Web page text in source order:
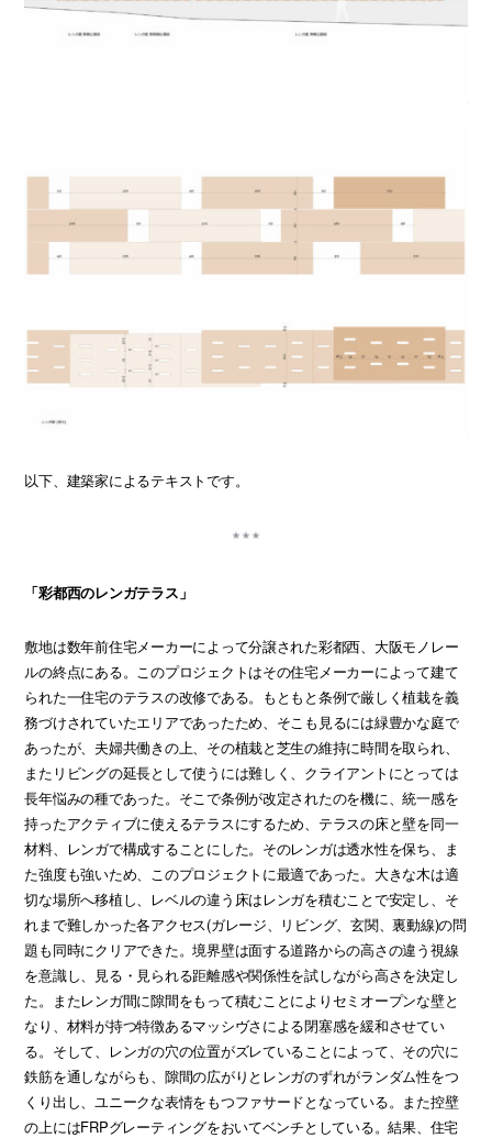
以下、建築家によるテキストです。
「彩都西のレンガテラス」
敷地は数年前住宅メーカーによって分譲された彩都西、大阪モノレー
ルの終点にある。このプロジェクトはその住宅メーカーによって建て
られた一住宅のテラスの改修である。もともと条例で厳しく植栽を義
務づけされていたエリアであったため、そこも見るには緑豊かな庭で
あったが、夫婦共働きの上、その植栽と芝生の維持に時間を取られ、
またリビングの延長として使うには難しく、クライアントにとっては
長年悩みの種であった。そこで条例が改定されたのを機に、統一感を
持ったアクティブに使えるテラスにするため、テラスの床と壁を同一
材料、レンガで構成することにした。そのレンガは透水性を保ち、ま
た強度も強いため、このプロジェクトに最適であった。大きな木は適
切な場所へ移植し、レベルの違う床はレンガを積むことで安定し、そ
れまで難しかった各アクセス(ガレージ、リビング、玄関、裏動線)の問
題も同時にクリアできた。境界壁は面する道路からの高さの違う視線
を意識し、見る・見られる距離感や関係性を試しながら高さを決定し
た。またレンガ間に隙間をもって積むことによりセミオープンな壁と
なり、材料が持つ特徴あるマッシヴさによる閉塞感を緩和させてい
る。そして、レンガの穴の位置がズレていることによって、その穴に
鉄筋を通しながらも、隙間の広がりとレンガのずれがランダム性をつ
くり出し、ユニークな表情をもつファサードとなっている。また控壁
の上にはFRPグレーティングをおいてベンチとしている。結果、住宅